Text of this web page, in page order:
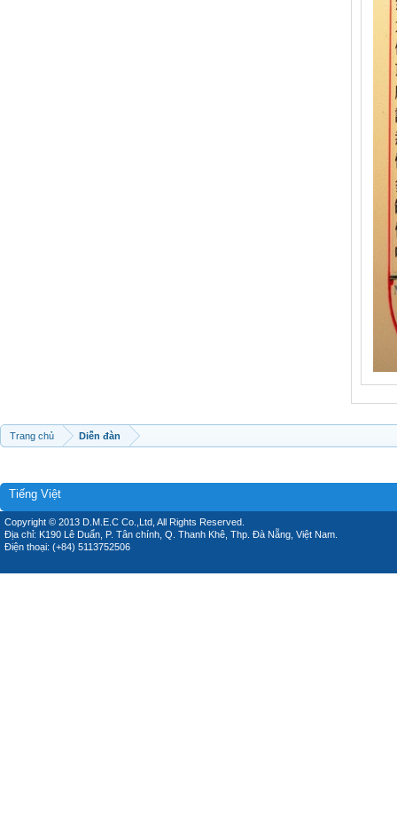
Trang chủ Diễn đàn
Tiếng Việt
Copyright © 2013 D.M.E.C Co.,Ltd, All Rights Reserved.
Địa chỉ: K190 Lê Duẩn, P. Tân chính, Q. Thanh Khê, Thp. Đà Nẵng, Việt Nam.
Điện thoại: (+84) 5113752506